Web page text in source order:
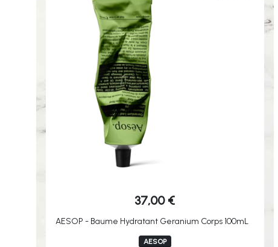
37,00 €
AESOP - Baume Hydratant Geranium Corps 100mL
AESOP